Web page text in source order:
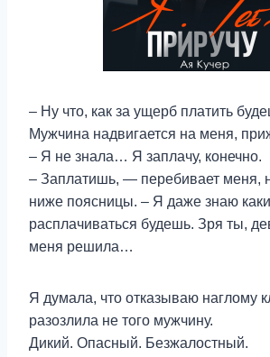
– Ну что, как за ущерб платить
Мужчина надвигается на меня,
– Я не знала… Я заплачу, конечно.
– Заплатишь, — перебивает меня,
ниже поясницы. – Я даже знаю
расплачиваться будешь. Зря ты,
меня решила…
Я думала, что отказываю наглому
разозлила не того мужчину.
Дикий. Опасный. Безжалостный.